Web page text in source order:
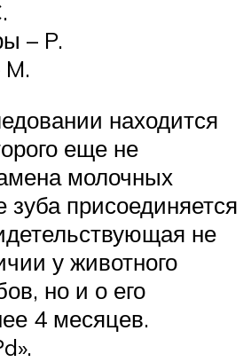
– P.
находится
еще не
молочных
зуба присоединяется
не
у животного
но и о его
4 месяцев.